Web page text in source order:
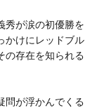
秀が涙の初優勝を
かけにレッドブル
の存在を知られる
問が浮かんでくる